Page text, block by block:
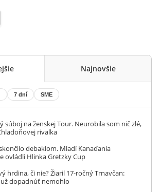
Najnovšie
7 dní SME
súboj na ženskej Tour. Neurobila som nič zlé,
rivalka
debaklom. Mladí Kanaďania
ovládli Hlinka Gretzky Cup
hrdina, či nie? Žiaril 17-ročný Trnavčan:
dopadnúť nemohlo